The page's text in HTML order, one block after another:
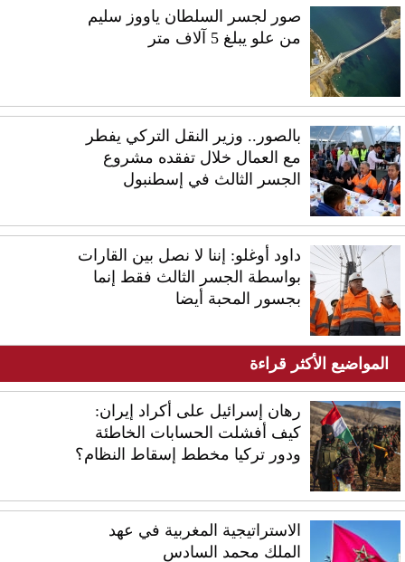
صور لجسر السلطان ياووز سليم
من علو يبلغ 5 آلاف متر
بالصور.. وزير النقل التركي يفطر
مع العمال خلال تفقده مشروع
الجسر الثالث في إسطنبول
داود أوغلو: إننا لا نصل بين القارات
بواسطة الجسر الثالث فقط إنما
بجسور المحبة أيضا
المواضيع الأكثر قراءة
رهان إسرائيل على أكراد إيران:
كيف أفشلت الحسابات الخاطئة
ودور تركيا مخطط إسقاط النظام؟
الاستراتيجية المغربية في عهد
الملك محمد السادس